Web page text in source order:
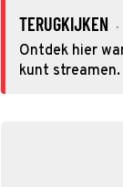
TERUGKIJKEN ·
Ontdek hier
kunt streamen.